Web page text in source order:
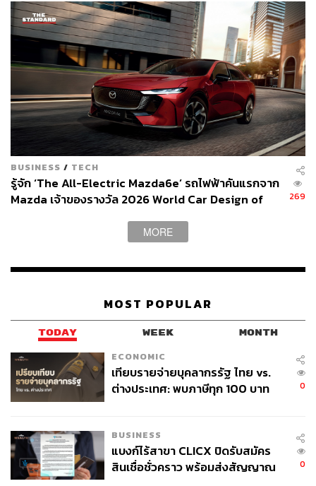
BUSINESS / TECH
รู้จัก ‘The All-Electric Mazda6e’ รถไฟฟ้าคันแรกจาก
Mazda เจ้าของรางวัล 2026 World Car Design of
269
MORE
MOST POPULAR
TODAY WEEK MONTH
ECONOMIC
เทียบรายจ่ายบุคลากรรัฐ ไทย vs.
ต่างประเทศ: พบภาษีทุก 100 บาท
0
BUSINESS
แบงก์ไร้สาขา CLICX ปิดรับสมัคร
สินเชื่อชั่วคราว พร้อมส่งสัญญาณ
0